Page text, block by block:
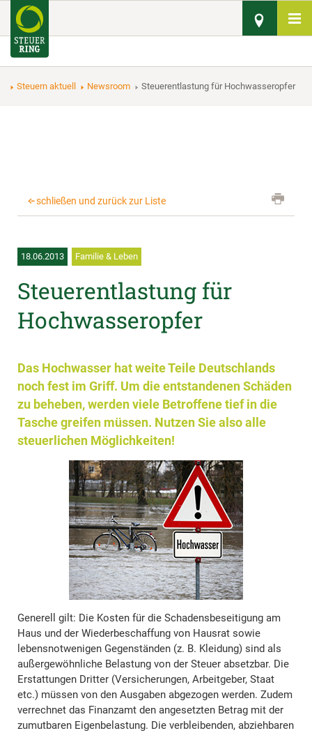
Steuern aktuell Newsroom Steuerentlastung für Hochwasseropfer
schließen und zurück zur Liste
18.06.2013 Familie & Leben
Steuerentlastung für
Hochwasseropfer
Das Hochwasser hat weite Teile Deutschlands
noch fest im Griff. Um die entstandenen Schäden
zu beheben, werden viele Betroffene tief in die
Tasche greifen müssen. Nutzen Sie also alle
steuerlichen Möglichkeiten!
Generell gilt: Die Kosten für die Schadensbeseitigung am
Haus und der Wiederbeschaffung von Hausrat sowie
lebensnotwenigen Gegenständen (z. B. Kleidung) sind als
außergewöhnliche Belastung von der Steuer absetzbar. Die
Erstattungen Dritter (Versicherungen, Arbeitgeber, Staat
etc.) müssen von den Ausgaben abgezogen werden. Zudem
verrechnet das Finanzamt den angesetzten Betrag mit der
zumutbaren Eigenbelastung. Die verbleibenden, abziehbaren